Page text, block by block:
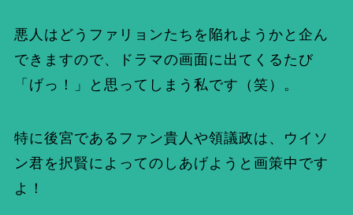
悪人はどうファリョンたちを陥れようかと企ん
できますので、ドラマの画面に出てくるたび
「げっ！」と思ってしまう私です（笑）。
特に後宮であるファン貴人や領議政は、ウイソ
ン君を択賢によってのしあげようと画策中です
よ！